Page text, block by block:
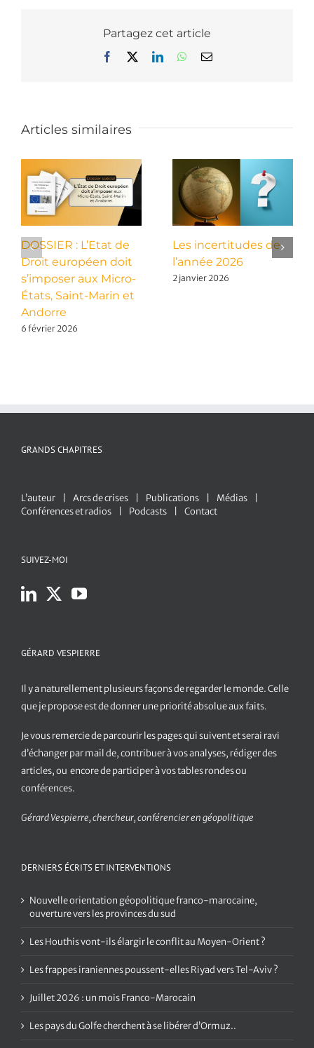
Partagez cet article
Facebook LinkedInWhatsApp
Email
Articles similaires
DOSSIER : L’Etat de
Droit européen doit
s’imposer aux Micro-
États, Saint-Marin et
Andorre
6 février 2026
Les incertitudes de
l’année 2026
2 janvier 2026
GRANDS CHAPITRES
L’auteur Arcs de crises Publications
Médias
Conférences et radios
Podcasts Contact
SUIVEZ-MOI
GÉRARD VESPIERRE
Il y a naturellement plusieurs façons de regarder le monde. Celle
que je propose est de donner une priorité absolue aux faits.
Je vous remercie de parcourir les pages qui suivent et serai ravi
d’échanger par mail de, contribuer à vos analyses, rédiger des
articles, ou encore de participer à vos tables rondes ou
conférences.
Gérard Vespierre, chercheur, conférencier en géopolitique
DERNIERS ÉCRITS ET INTERVENTIONS
Nouvelle orientation géopolitique franco-marocaine,
ouverture vers les provinces du sud
Les Houthis vont-ils élargir le conflit au Moyen-Orient ?
Les frappes iraniennes poussent-elles Riyad vers Tel-Aviv ?
Juillet 2026 : un mois Franco-Marocain
Les pays du Golfe cherchent à se libérer d’Ormuz..